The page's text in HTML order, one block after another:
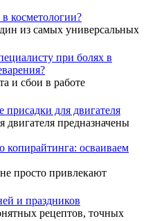
косметологии?
из самых универсальных
при болях в
и сбои в работе
для двигателя
предназначены
копирайтинга: осваиваем
просто привлекают
и праздников
рецептов, точных